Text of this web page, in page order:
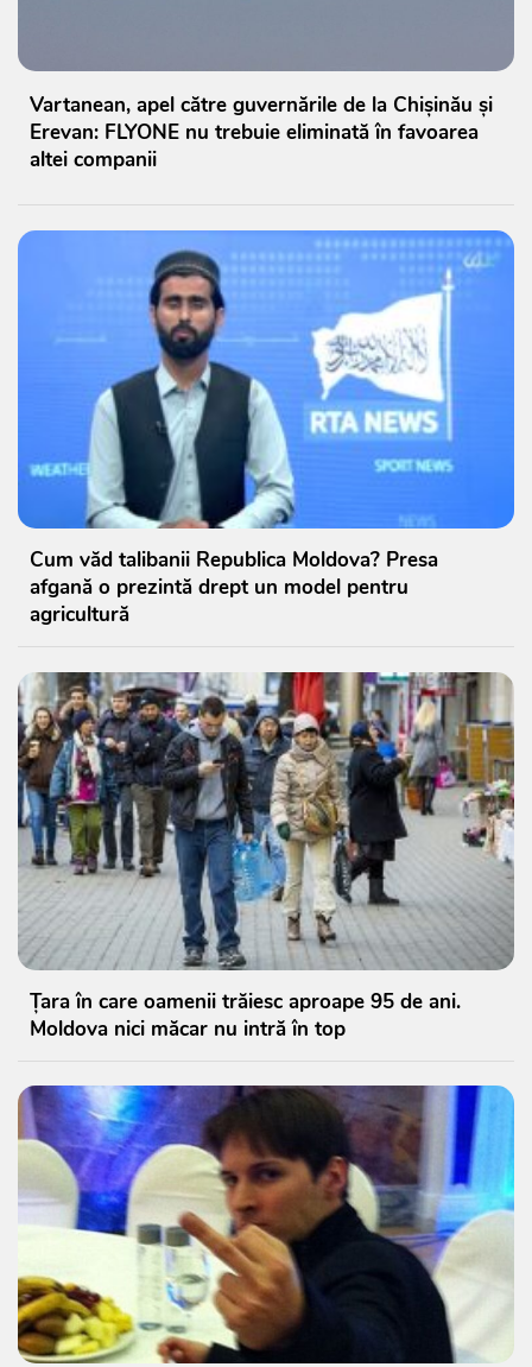
Vartanean, apel către guvernările de la Chișinău și
Erevan: FLYONE nu trebuie eliminată în favoarea
altei companii
Cum văd talibanii Republica Moldova? Presa
afgană o prezintă drept un model pentru
agricultură
Țara în care oamenii trăiesc aproape 95 de ani.
Moldova nici măcar nu intră în top